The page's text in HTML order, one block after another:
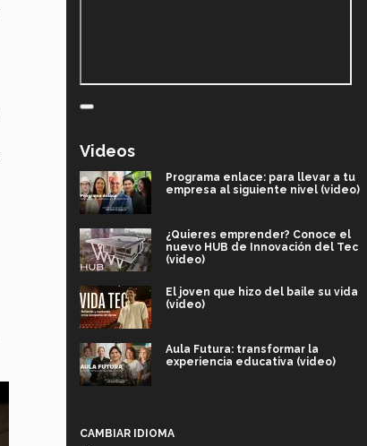
Videos
Programa enlace: para llevar a tu
empresa al siguiente nivel (video)
¿Quieres emprender? Conoce el
nuevo HUB de Innovación del Tec
(video)
El joven que hizo del baile su vida
(video)
Aula Futura: transformar la
experiencia educativa (video)
CAMBIAR IDIOMA